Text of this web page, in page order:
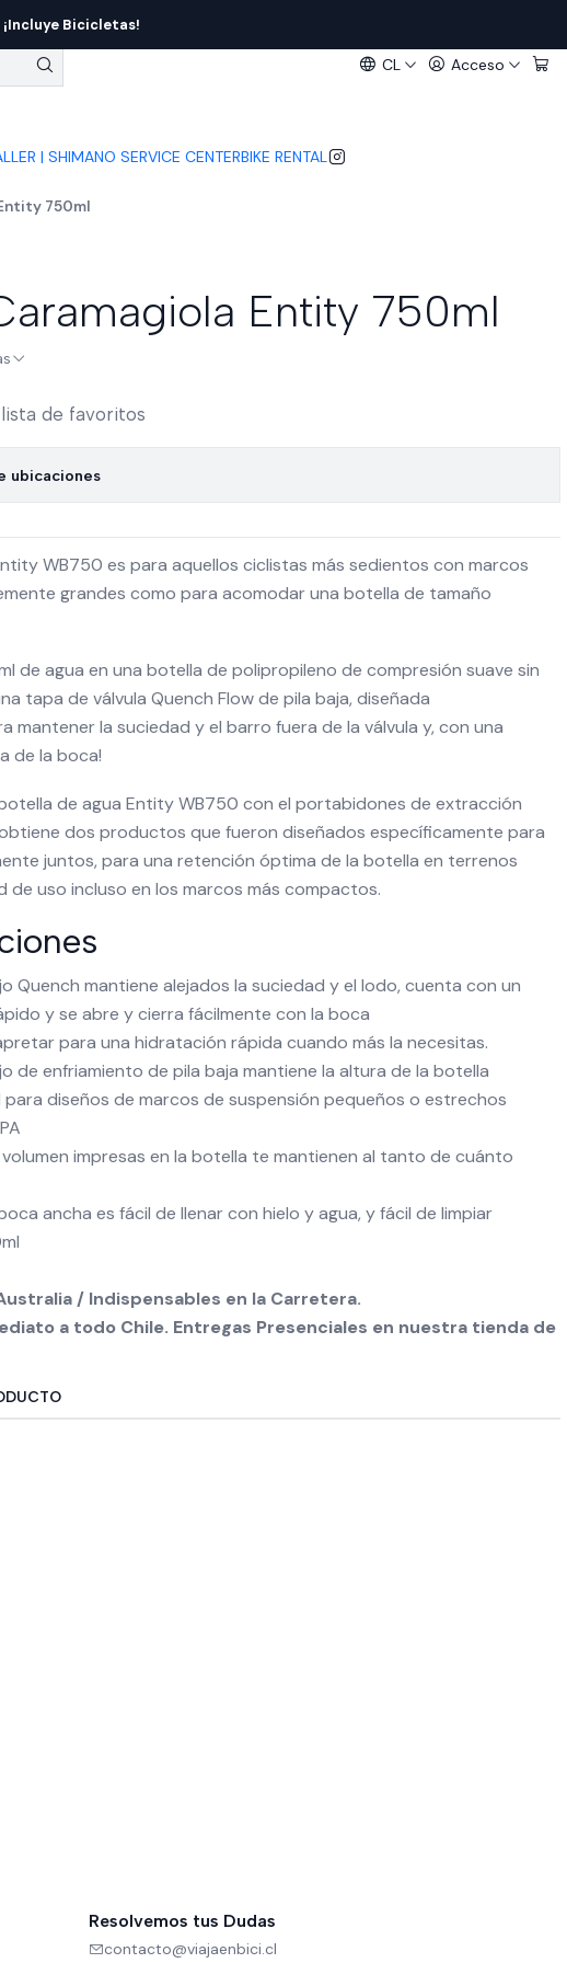
CL Acceso
| SHIMANO SERVICE CENTERBIKE RENTAL
¡Incluye Bicicletas!
750ml
Entity 750ml
de favoritos
ubicaciones
WB750 es para aquellos ciclistas más sedientos con marcos
grandes como para acomodar una botella de tamaño
de agua en una botella de polipropileno de compresión suave sin
tapa de válvula Quench Flow de pila baja, diseñada
mantener la suciedad y el barro fuera de la válvula y, con una
de la boca!
de agua Entity WB750 con el portabidones de extracción
dos productos que fueron diseñados específicamente para
juntos, para una retención óptima de la botella en terrenos
de uso incluso en los marcos más compactos.
Quench mantiene alejados la suciedad y el lodo, cuenta con un
y se abre y cierra fácilmente con la boca
para una hidratación rápida cuando más la necesitas.
de enfriamiento de pila baja mantiene la altura de la botella
diseños de marcos de suspensión pequeños o estrechos
impresas en la botella te mantienen al tanto de cuánto
ancha es fácil de llenar con hielo y agua, y fácil de limpiar
/ Indispensables en la Carretera.
a todo Chile. Entregas Presenciales en nuestra tienda de
Resolvemos tus Dudas
contacto@viajaenbici.cl